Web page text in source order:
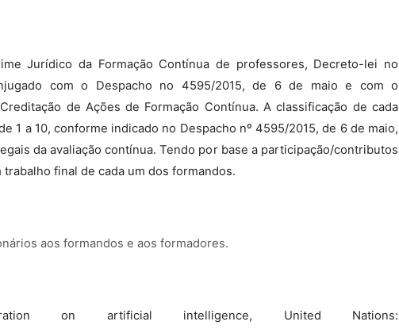
Jurídico da Formação Contínua de professores, Decreto-lei no
com o Despacho no 4595/2015, de 6 de maio e com o
de Ações de Formação Contínua. A classificação de cada
1 a 10, conforme indicado no Despacho nº 4595/2015, de 6 de maio,
da avaliação contínua. Tendo por base a participação/contributos
final de cada um dos formandos.
aos formandos e aos formadores.
on artificial intelligence, United Nations: